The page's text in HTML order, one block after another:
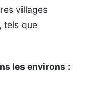
villages
tels que
les environs :